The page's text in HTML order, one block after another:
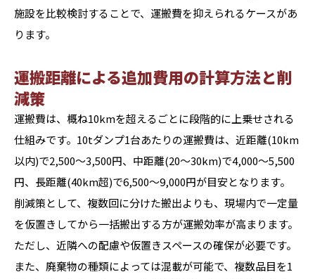
施設を比較検討することで、運搬費を抑えられるケースがあ
ります。
運搬距離による追加費用の計算方法と削
減策
運搬費は、概ね10kmを超えるごとに段階的に上乗せされる
仕組みです。10tダンプ1台あたりの運搬費は、近距離(10km
以内)で2,500〜3,500円、中距離(20〜30km)で4,000〜5,500
円、長距離(40km超)で6,500〜9,000円が目安となります。
削減策として、複数回に分けた搬出よりも、現場内で一定量
を仮置きしてから一括搬出する方が運搬効率が高まります。
ただし、近隣への配慮や仮置きスペースの確保が必要です。
また、廃棄物の種類によっては混載が可能で、複数品目を1